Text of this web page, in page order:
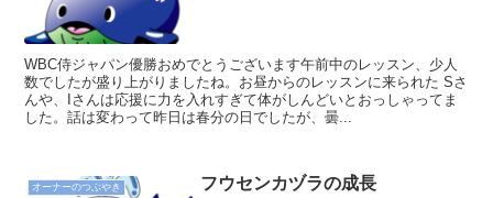
WBC侍ジャパン優勝おめでとうございます午前中のレッスン、少人
数でしたが盛り上がりましたね。お昼からのレッスンに来られた Sさ
んや、Iさんは応援に力を入れすぎて体がしんどいとおっしゃってま
した。話は変わって昨日は春分の日でしたが、曇...
オーナーのつぶやき フウセンカヅラの成長